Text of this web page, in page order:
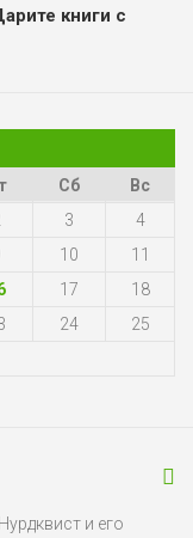
книги с
Сб
Вс
3
4
10
11
17
18
24
25
и его